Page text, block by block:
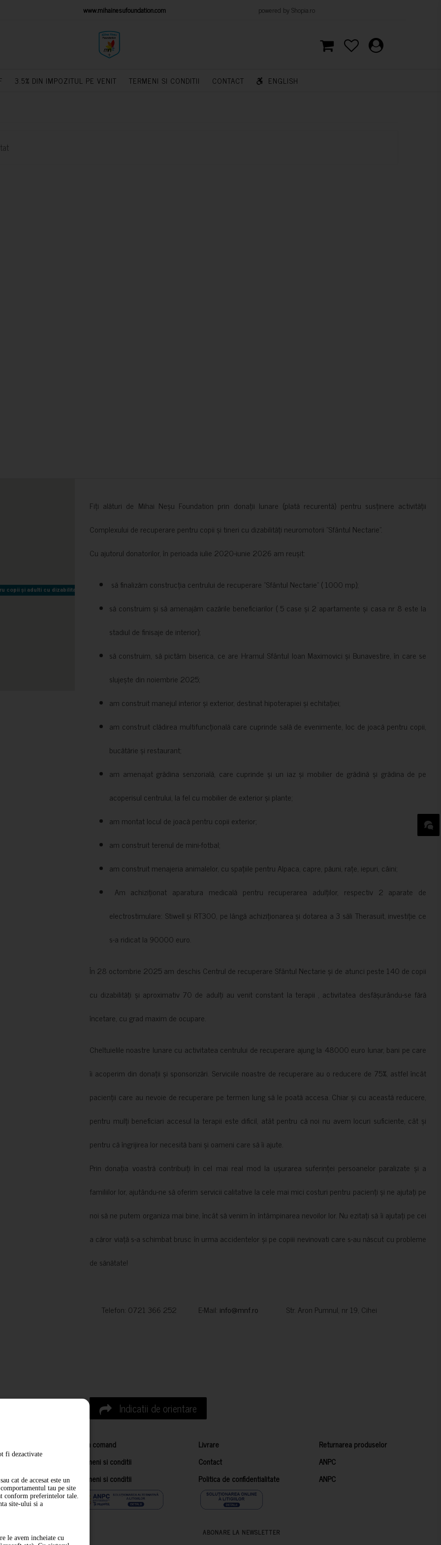
PLATFORM www.mihainesufoundation.com powered by Shopia.ro
3.5% DIN IMPOZITUL PE VENIT TERMENI SI CONDITII CONTACT ENGLISH
copii și adulti cu dizabilitati neuromotorii Sfântul Nectarie
copii și adulti cu dizabilitati neuromotorii Sfântul Nectarie
Fiți alături de Mihai Neșu Foundation prin donații lunare (plată recurentă) pentru susținere activității
Complexului de recuperare pentru copii și tineri cu dizabilități neuromotorii ”Sfântul Nectarie”.
Cu ajutorul donatorilor, în perioada iulie 2020-iunie 2026 am reușit:
să finalizăm construcția centrului de recuperare ”Sfântul Nectarie” ( 1000 mp);
să construim și să amenajăm cazările beneficiarilor ( 5 case și 2 apartamente și casa nr 8 este la
stadiul de finisaje de interior);
să construim, să pictăm biserica, ce are Hramul Sfântul Ioan Maximovici și Bunavestire, în care se
slujește din noiembrie 2025;
am construit manejul interior și exterior, destinat hipoterapiei și echitației;
am construit clădirea multifuncțională care cuprinde sală de evenimente, loc de joacă pentru copii,
bucătărie și restaurant;
am amenajat grădina senzorială, care cuprinde și un iaz și mobilier de grădină și grădina de pe
acoperisul centrului, la fel cu mobilier de exterior și plante;
am montat locul de joacă pentru copii exterior;
am construit terenul de mini-fotbal;
am construit menajeria animalelor, cu spațiile pentru Alpaca, capre, păuni, rațe, iepuri, câini;
Am achiziționat aparatura medicală pentru recuperarea adulților, respectiv 2 aparate de
electrostimulare: Stiwell și RT300, pe lângă achiziționarea și dotarea a 3 săli Therasuit, investiție ce
s-a ridicat la 90000 euro.
În 28 octombrie 2025 am deschis Centrul de recuperare Sfântul Nectarie și de atunci peste 140 de copii
cu dizabilități și aproximativ 70 de adulți au venit constant la terapii , activitatea desfășurându-se fără
încetare, cu grad maxim de ocupare.
Cheltuielile noastre lunare cu activitatea centrului de recuperare ajung la 48000 euro lunar, bani pe care
îi acoperim din donații și sponsorizări. Serviciile noastre de recuperare au o reducere de 75%, astfel încât
pacienții care au nevoie de recuperare pe termen lung să le poată accesa. Chiar și cu această reducere,
pentru mulți beneficiari accesul la terapii este dificil, atât pentru că noi nu avem locuri suficiente, cât și
pentru că îngrijirea lor necesită bani și oameni care să îi ajute.
Prin donația voastră contribuiți în cel mai real mod la ușurarea suferinței persoanelor paralizate și a
familiilor lor, ajutându-ne să oferim servicii calitative la cele mai mici costuri pentru pacienți și ne ajutați pe
noi să ne putem organiza mai bine, încât să venim în întâmpinarea nevoilor lor. Nu ezitați să îi ajutați pe cei
a căror viață s-a schimbat brusc în urma accidentelor și pe copiii nevinovati care s-au născut cu probleme
de sănătate!
Telefon: 0721 366 252 E-Mail: info@mnf.ro Str. Aron Pumnul, nr 19, Cihei
Indicatii de orientare
Cum comand Livrare
Returnarea produselor
Termeni si conditii
Contact
ANPC
Termeni si conditii
Politica de confidentialitate ANPC
ABONARE LA NEWSLETTER
fi dezactivate
cat de accesat este un
tau pe site
conform preferintelor tale.
site-ului si a
le avem incheiate cu